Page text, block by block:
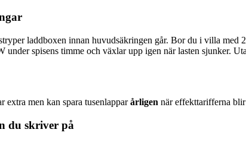
laddboxen innan huvudsäkringen går. Bor du i villa
spisens timme och växlar upp igen när lasten sjunker.
extra men kan spara tusenlapparårligen när effekttarifferna
du skriver på